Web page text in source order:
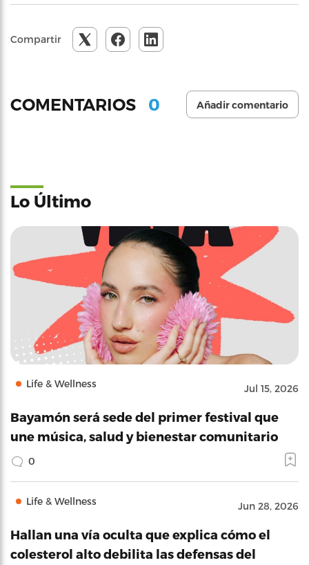
Compartir
COMENTARIOS 0 Añadir comentario
Lo Último
Life & Wellness Jul 15, 2026
Bayamón será sede del primer festival que
une música, salud y bienestar comunitario
0
Life & Wellness Jun 28, 2026
Hallan una vía oculta que explica cómo el
colesterol alto debilita las defensas del